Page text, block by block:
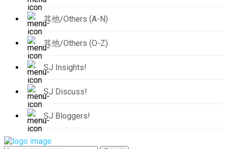
其他/Others (A-N)
其他/Others (O-Z)
SJ Insights!
SJ Discuss!
SJ Bloggers!